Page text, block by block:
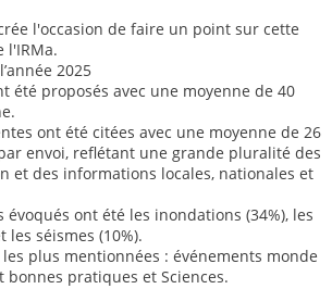
l'occasion de faire un point sur cette
l'IRMa.
2025
été proposés avec une moyenne de 40
ont été citées avec une moyenne de 26
envoi, reflétant une grande pluralité des
et des informations locales, nationales et
évoqués ont été les inondations (34%), les
les séismes (10%).
plus mentionnées : événements monde
bonnes pratiques et Sciences.